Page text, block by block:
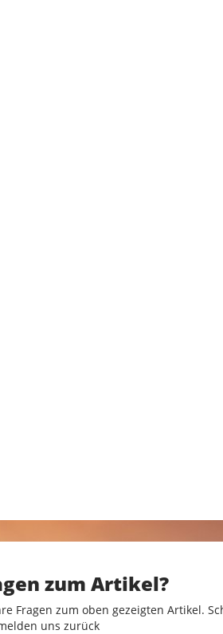
zum Artikel?
Fragen zum oben gezeigten Artikel.
uns zurück